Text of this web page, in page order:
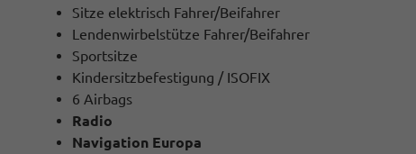
Sitze elektrisch Fahrer/Beifahrer
Lendenwirbelstütze Fahrer/Beifahrer
Sportsitze
Kindersitzbefestigung / ISOFIX
6 Airbags
Radio
Navigation Europa